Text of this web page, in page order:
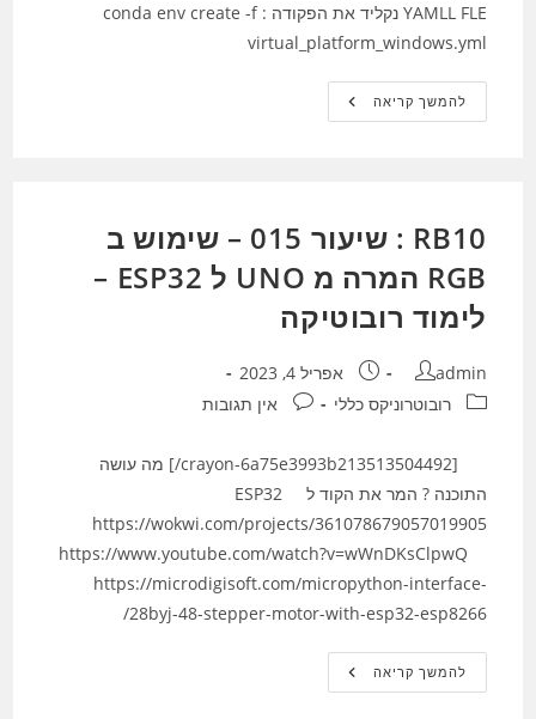
YAMLL FLE נקליד את הפקודה : conda env create -f
virtual_platform_windows.yml
להמשך קריאהפיתוח
בינה
RB10 : שיעור 015 – שימוש ב
RGB המרה מ UNO ל ESP32 –
לימוד רובוטיקה
מחבר:
admin פורסם:אפריל 4, 2023
קטגוריה:רובוטרוניקס כללי תגובות:אין תגובות
[crayon-6a75e3993b213513504492/] מה עושה
התוכנה ? המר את הקוד ל ESP32
https://wokwi.com/projects/361078679057019905
https://www.youtube.com/watch?v=wWnDKsClpwQ
https://microdigisoft.com/micropython-interface-
28byj-48-stepper-motor-with-esp32-esp8266/
להמשך קריאהRB10
: